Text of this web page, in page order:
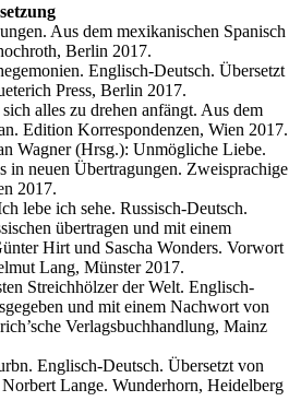
Aus dem mexikanischen Spanisch
Berlin 2017.
Englisch-Deutsch. Übersetzt
Press, Berlin 2017.
alles zu drehen anfängt. Aus dem
Edition Korrespondenzen, Wien 2017.
Wagner (Hrsg.): Unmögliche Liebe.
in neuen Übertragungen. Zweisprachige
2017.
lebe ich sehe. Russisch-Deutsch.
übertragen und mit einem
Hirt und Sascha Wonders. Vorwort
Lang, Münster 2017.
Streichhölzer der Welt. Englisch-
und mit einem Nachwort von
Verlagsbuchhandlung, Mainz
Englisch-Deutsch. Übersetzt von
Lange. Wunderhorn, Heidelberg